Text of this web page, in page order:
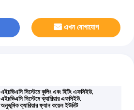
এখন যোগাযোগ
এইচভিএসি সিস্টেমে কুলিং এবং হিটিং এফসিইউ,
এইচভিএসি সিস্টেমে ক্যারিয়ার এফসিইউ,
অনুভূমিক ক্যারিয়ার ফ্যান কয়েল ইউনিট